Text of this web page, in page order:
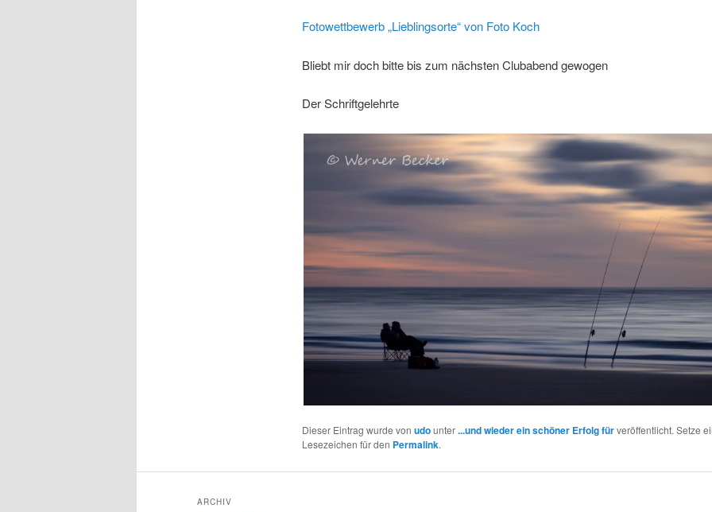
Fotowettbewerb „Lieblingsorte“ von Foto Koch
Bliebt mir doch bitte bis zum nächsten Clubabend gewogen
Der Schriftgelehrte
Dieser Eintrag wurde von udounter...und wieder ein schöner Erfolg fürveröffentlicht. Setze
Lesezeichen für den Permalink.
ARCHIV